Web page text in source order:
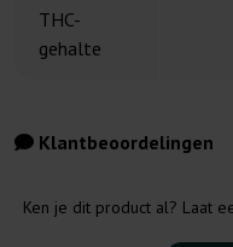
THC-
gehalte
Klantbeoordelingen
Ken je dit product al? Laat